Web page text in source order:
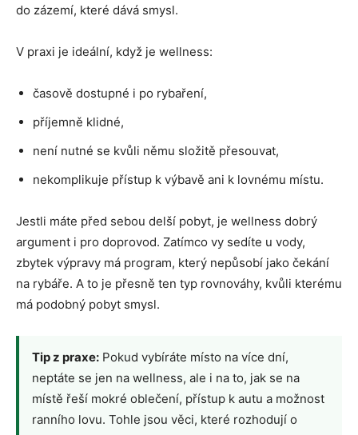
do zázemí, které dává smysl.
V praxi je ideální, když je wellness:
časově dostupné i po rybaření,
příjemně klidné,
není nutné se kvůli němu složitě přesouvat,
nekomplikuje přístup k výbavě ani k lovnému místu.
Jestli máte před sebou delší pobyt, je wellness dobrý
argument i pro doprovod. Zatímco vy sedíte u vody,
zbytek výpravy má program, který nepůsobí jako čekání
na rybáře. A to je přesně ten typ rovnováhy, kvůli kterému
má podobný pobyt smysl.
Tip z praxe: Pokud vybíráte místo na více dní,
neptáte se jen na wellness, ale i na to, jak se na
místě řeší mokré oblečení, přístup k autu a možnost
ranního lovu. Tohle jsou věci, které rozhodují o